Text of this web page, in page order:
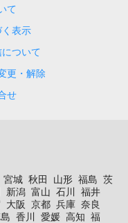
て
表示
ついて
更・解除
せ
宮城 秋田 山形 福島 茨
新潟 富山 石川
福井
大阪 京都 兵庫 奈良
香川 愛媛 高知 福